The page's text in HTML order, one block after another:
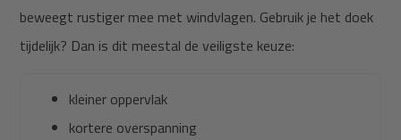
beweegt rustiger mee met windvlagen. Gebruik je het doek
tijdelijk? Dan is dit meestal de veiligste keuze:
kleiner oppervlak
kortere overspanning